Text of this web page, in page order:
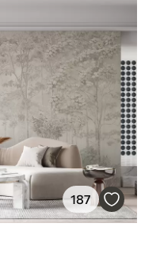
187